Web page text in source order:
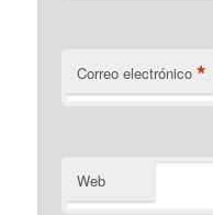
Correo electrónico *
Web